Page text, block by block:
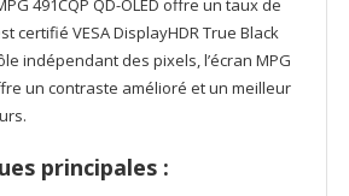
491CQP QD-OLED offre un taux de
certifié VESA DisplayHDR True Black
indépendant des pixels, l’écran MPG
un contraste amélioré et un meilleur
principales :